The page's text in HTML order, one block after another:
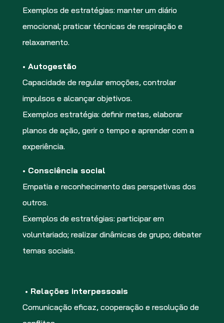
Exemplos de estratégias: manter um diário
emocional; praticar técnicas de respiração e
relaxamento.
• Autogestão
Capacidade de regular emoções, controlar
impulsos e alcançar objetivos.
Exemplos estratégia: definir metas, elaborar
planos de ação, gerir o tempo e aprender com a
experiência.
• Consciência social
Empatia e reconhecimento das perspetivas dos
outros.
Exemplos de estratégias: participar em
voluntariado; realizar dinâmicas de grupo; debater
temas sociais.
• Relações interpessoais
Comunicação eficaz, cooperação e resolução de